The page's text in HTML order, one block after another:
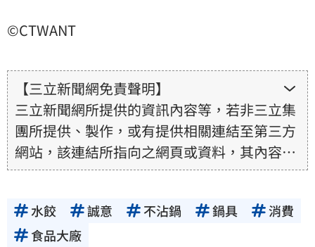
©CTWANT
【三立新聞網免責聲明】
三立新聞網所提供的資訊內容等，若非三立集
團所提供、製作，或有提供相關連結至第三方
網站，該連結所指向之網頁或資料，其內容均
為所連結網站提供，相關權利均為該網站、內
其真實性、正確性、即時性、完整性或合法
性。三立新聞網所提供的資訊內容，若其著作
水餃 誠意 不沾鍋 鍋具
消費
食品大廠